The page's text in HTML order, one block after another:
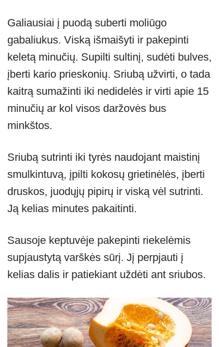
Galiausiai į puodą suberti moliūgo
gabaliukus. Viską išmaišyti ir pakepinti
keletą minučių. Supilti sultinį, sudėti bulves,
įberti kario prieskonių. Sriubą užvirti, o tada
kaitrą sumažinti iki nedidelės ir virti apie 15
minučių ar kol visos daržovės bus
minkštos.
Sriubą sutrinti iki tyrės naudojant maistinį
smulkintuvą, įpilti kokosų grietinėlės, įberti
druskos, juodųjų pipirų ir viską vėl sutrinti.
Ją kelias minutes pakaitinti.
Sausoje keptuvėje pakepinti riekelėmis
supjaustytą varškės sūrį. Jį perpjauti į
kelias dalis ir patiekiant uždėti ant sriubos.